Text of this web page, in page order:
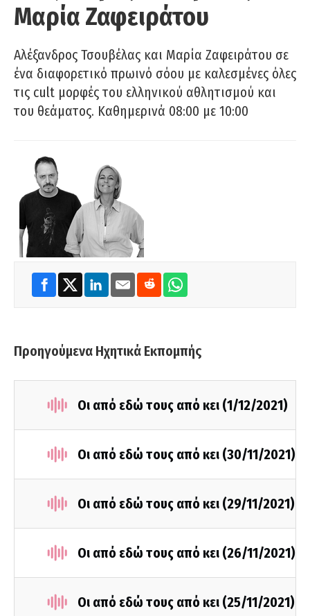
Μαρία Ζαφειράτου
Αλέξανδρος Τσουβέλας και Μαρία Ζαφειράτου σε
ένα διαφορετικό πρωινό σόου με καλεσμένες όλες
τις cult μορφές του ελληνικού αθλητισμού και
του θεάματος. Καθημερινά 08:00 με 10:00
Προηγούμενα Ηχητικά Εκπομπής
Οι από εδώ τους από κει (1/12/2021)
Οι από εδώ τους από κει (30/11/2021)
Οι από εδώ τους από κει (29/11/2021)
Οι από εδώ τους από κει (26/11/2021)
Οι από εδώ τους από κει (25/11/2021)